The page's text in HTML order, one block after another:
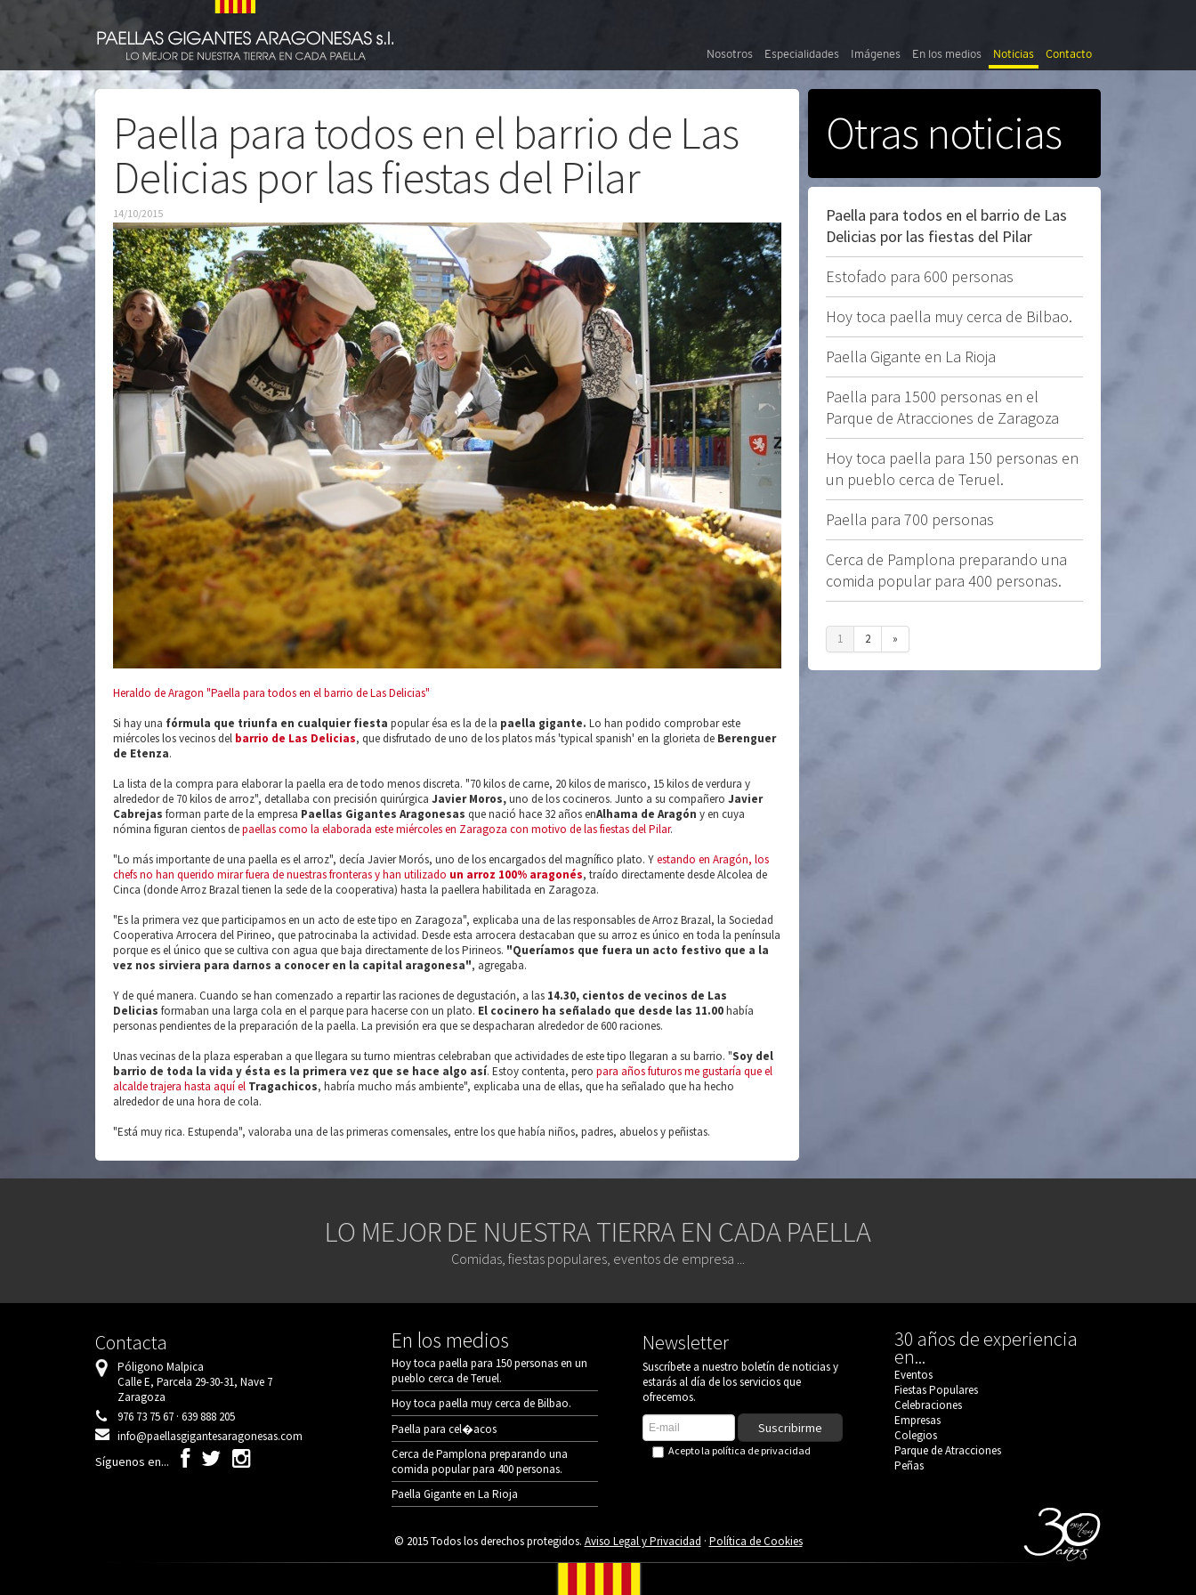
Nosotros Especialidades Imágenes En los medios Noticias Contacto
Paella para todos en el barrio de Las
Delicias por las fiestas del Pilar
14/10/2015
Heraldo de Aragon "Paella para todos en el barrio de Las Delicias"
Si hay una fórmula que triunfa en cualquier fiesta popular ésa es la de la paella gigante. Lo han podido comprobar este
miércoles los vecinos del barrio de Las Delicias, que disfrutado de uno de los platos más 'typical spanish' en la glorieta de Berenguer
de Etenza.
La lista de la compra para elaborar la paella era de todo menos discreta. "70 kilos de carne, 20 kilos de marisco, 15 kilos de verdura y
alrededor de 70 kilos de arroz", detallaba con precisión quirúrgica Javier Moros,uno de los cocineros. Junto a su compañero Javier
Cabrejas forman parte de la empresa Paellas Gigantes Aragonesas que nació hace 32 años enAlhama de Aragón y en cuya
nómina figuran cientos depaellas como la elaborada este miércoles en Zaragoza con motivo de las fiestas del Pilar.
"Lo más importante de una paella es el arroz", decía Javier Morós, uno de los encargados del magnífico plato. Yestando en Aragón, los
chefs no han querido mirar fuera de nuestras fronteras y han utilizado un arroz 100% aragonés, traído directamente desde Alcolea de
Cinca (donde Arroz Brazal tienen la sede de la cooperativa) hasta la paellera habilitada en Zaragoza.
"Es la primera vez que participamos en un acto de este tipo en Zaragoza", explicaba una de las responsables de Arroz Brazal, la Sociedad
Cooperativa Arrocera del Pirineo, que patrocinaba la actividad. Desde esta arrocera destacaban que su arroz es único en toda la península
porque es el único que se cultiva con agua que baja directamente de los Pirineos. "Queríamos que fuera un acto festivo que a la
vez nos sirviera para darnos a conocer en la capital aragonesa", agregaba.
Y de qué manera. Cuando se han comenzado a repartir las raciones de degustación, a las 14.30, cientos de vecinos de Las
Delicias formaban una larga cola en el parque para hacerse con un plato. El cocinero ha señalado que desde las 11.00había
personas pendientes de la preparación de la paella. La previsión era que se despacharan alrededor de 600 raciones.
Unas vecinas de la plaza esperaban a que llegara su turno mientras celebraban que actividades de este tipo llegaran a su barrio. "Soy del
barrio de toda la vida y ésta es la primera vez que se hace algo así. Estoy contenta, pero para años futuros me gustaría que el
alcalde trajera hasta aquí el Tragachicos, habría mucho más ambiente", explicaba una de ellas, que ha señalado que ha hecho
alrededor de una hora de cola.
"Está muy rica. Estupenda", valoraba una de las primeras comensales, entre los que había niños, padres, abuelos y peñistas.
Otras noticias
Paella para todos en el barrio de Las
Delicias por las fiestas del Pilar
Estofado para 600 personas
Hoy toca paella muy cerca de Bilbao.
Paella Gigante en La Rioja
Paella para 1500 personas en el
Parque de Atracciones de Zaragoza
Hoy toca paella para 150 personas en
un pueblo cerca de Teruel.
Paella para 700 personas
Cerca de Pamplona preparando una
comida popular para 400 personas.
1 2 »
LO MEJOR DE NUESTRA TIERRA EN CADA PAELLA
Comidas, fiestas populares, eventos de empresa ...
Contacta
Póligono Malpica
Calle E, Parcela 29-30-31, Nave 7
Zaragoza
976 73 75 67 · 639 888 205
info@paellasgigantesaragonesas.com
Síguenos en...
En los medios
Hoy toca paella para 150 personas en un
pueblo cerca de Teruel.
Hoy toca paella muy cerca de Bilbao.
Paella para cel�acos
Cerca de Pamplona preparando una
comida popular para 400 personas.
Paella Gigante en La Rioja
Newsletter
Suscríbete a nuestro boletín de noticias y
estarás al día de los servicios que
ofrecemos.
Suscribirme
Acepto la política de privacidad
30 años de experiencia
en...
Eventos
Fiestas Populares
Celebraciones
Empresas
Colegios
Parque de Atracciones
Peñas
© 2015 Todos los derechos protegidos. Aviso Legal y Privacidad · Política de Cookies